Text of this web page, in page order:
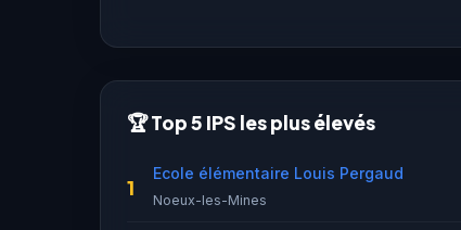
🏆 Top 5 IPS les plus élevés
1
Ecole élémentaire Louis Pergaud
Noeux-les-Mines